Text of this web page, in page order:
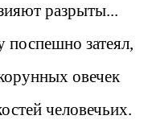
разрыты...
поспешно затеял,
овечек
человечьих.